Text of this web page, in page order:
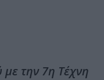
με την 7η Τέχνη